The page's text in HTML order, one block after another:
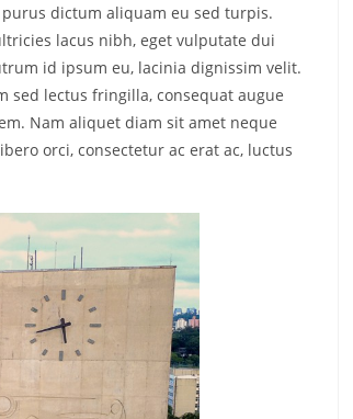
dictum aliquam eu sed turpis.
lacus nibh, eget vulputate dui
id ipsum eu, lacinia dignissim velit.
sed lectus fringilla, consequat augue
Nam aliquet diam sit amet neque
orci, consectetur ac erat ac, luctus